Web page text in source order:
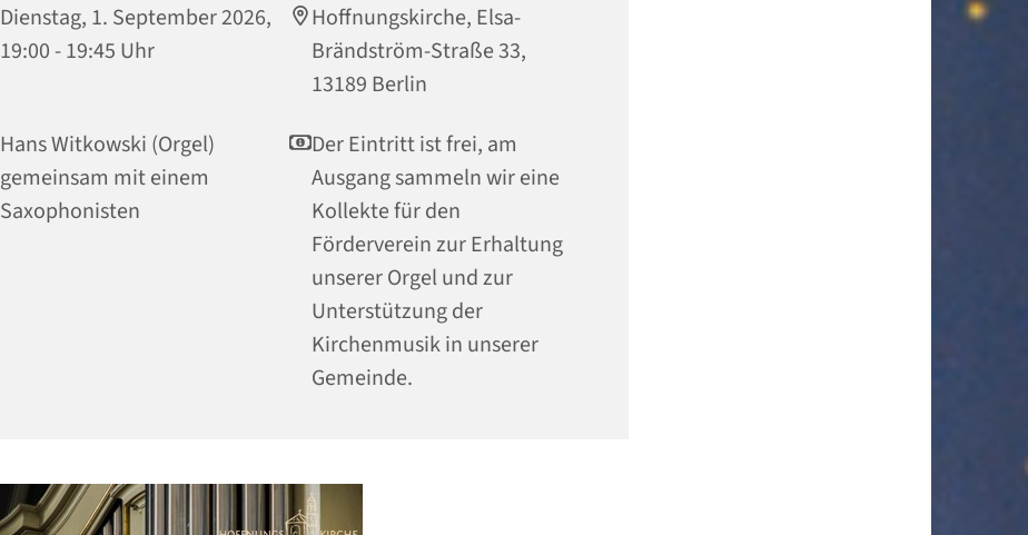
Dienstag, 1. September 2026,
19:00 - 19:45 Uhr
Hoffnungskirche, Elsa-
Brändström-Straße 33,
13189 Berlin
Hans Witkowski (Orgel)
gemeinsam mit einem
Saxophonisten
Der Eintritt ist frei, am
Ausgang sammeln wir eine
Kollekte für den
Förderverein zur Erhaltung
unserer Orgel und zur
Unterstützung der
Kirchenmusik in unserer
Gemeinde.